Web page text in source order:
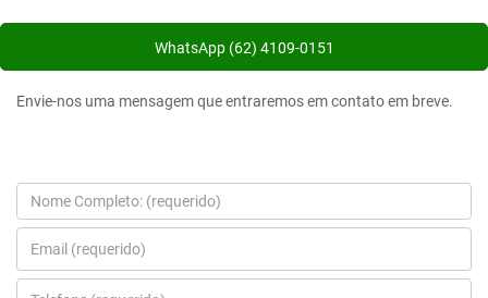
WhatsApp (62) 4109-0151
Envie-nos uma mensagem que entraremos em contato em breve.